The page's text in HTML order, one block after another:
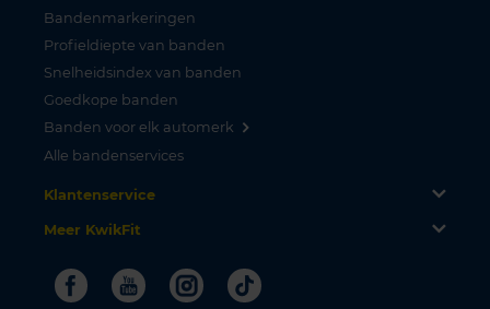
Bandenmarkeringen
Profieldiepte van banden
Snelheidsindex van banden
Goedkope banden
Banden voor elk automerk
Alle bandenservices
Klantenservice
Meer KwikFit
FacebookYoutubeInstagram
Tiktok